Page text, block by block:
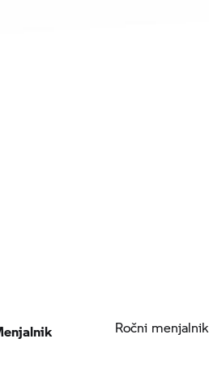
Ročni menjalnik